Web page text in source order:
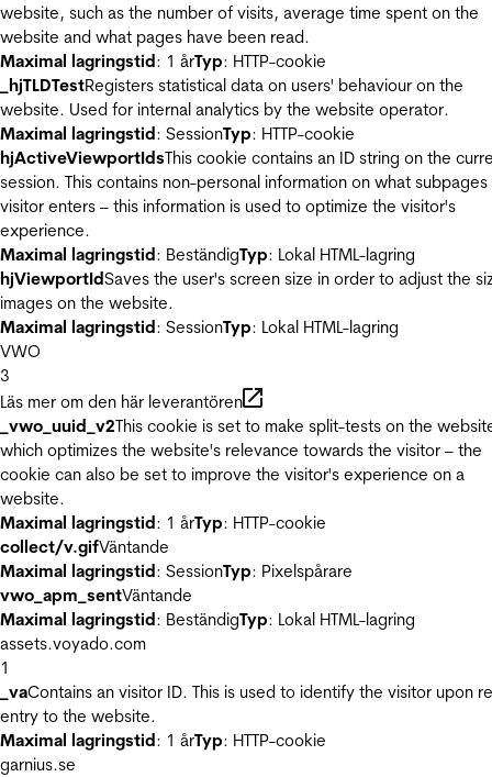
website, such as the number of visits, average time spent on the
website and what pages have been read.
Maximal lagringstid: 1 årTyp: HTTP-cookie
_hjTLDTestRegisters statistical data on users' behaviour on the
website. Used for internal analytics by the website operator.
Maximal lagringstid: SessionTyp: HTTP-cookie
hjActiveViewportIdsThis cookie contains an ID string on the
session. This contains non-personal information on what
visitor enters – this information is used to optimize the visitor's
experience.
Maximal lagringstid: BeständigTyp: Lokal HTML-lagring
hjViewportIdSaves the user's screen size in order to adjust the
images on the website.
Maximal lagringstid: SessionTyp: Lokal HTML-lagring
VWO
3
Läs mer om den här leverantören
_vwo_uuid_v2This cookie is set to make split-tests on the
which optimizes the website's relevance towards the visitor – the
cookie can also be set to improve the visitor's experience on a
website.
Maximal lagringstid: 1 årTyp: HTTP-cookie
collect/v.gifVäntande
Maximal lagringstid: SessionTyp: Pixelspårare
vwo_apm_sentVäntande
Maximal lagringstid: BeständigTyp: Lokal HTML-lagring
assets.voyado.com
1
_vaContains an visitor ID. This is used to identify the visitor upon
entry to the website.
Maximal lagringstid: 1 årTyp: HTTP-cookie
garnius.se